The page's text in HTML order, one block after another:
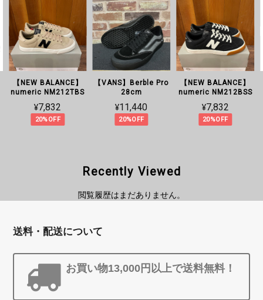
【NEW BALANCE】
numeric NM212TBS
¥7,832
20%OFF
【VANS】Berble Pro
28cm
¥11,440
20%OFF
【NEW BALANCE】
numeric NM212BSS
¥7,832
20%OFF
Recently Viewed
閲覧履歴はまだありません。
送料・配送について
お買い物13,000円以上で送料無料！